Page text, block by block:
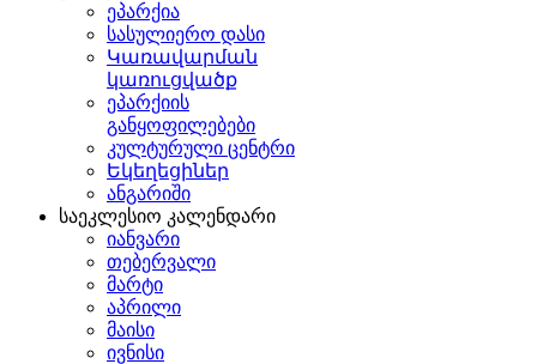
ეპარქია
სასულიერო დასი
Կառավարման
կառուցվածք
ეპარქიის
განყოფილებები
კულტურული ცენტრი
Եկեղեցիներ
ანგარიში
საეკლესიო კალენდარი
იანვარი
თებერვალი
მარტი
აპრილი
მაისი
ივნისი